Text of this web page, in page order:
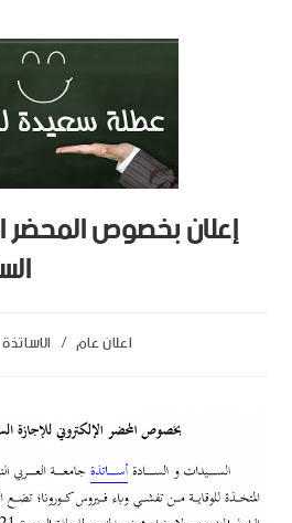
إعلان بخصوص المحضر
اعلان عام / الاساتذة